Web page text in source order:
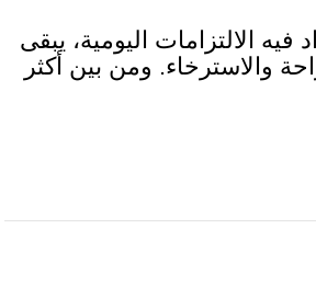
الالتزامات اليومية، يبقى
والاسترخاء. ومن بين أكثر